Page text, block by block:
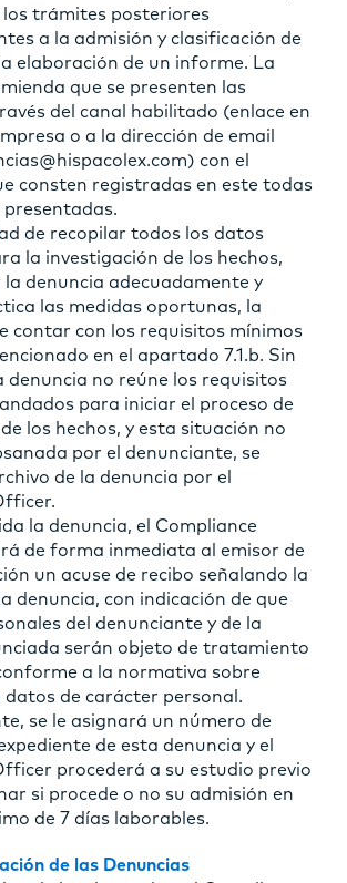
trámites posteriores
a la admisión y clasificación de
elaboración de un informe. La
que se presenten las
del canal habilitado (enlace en
o a la dirección de email
con el
consten registradas en este todas
presentadas.
de recopilar todos los datos
la investigación de los hechos,
denuncia adecuadamente y
las medidas oportunas, la
contar con los requisitos mínimos
en el apartado 7.1.b. Sin
denuncia no reúne los requisitos
para iniciar el proceso de
los hechos, y esta situación no
por el denunciante, se
de la denuncia por el
la denuncia, el Compliance
de forma inmediata al emisor de
un acuse de recibo señalando la
denuncia, con indicación de que
del denunciante y de la
serán objeto de tratamiento
a la normativa sobre
datos de carácter personal.
se le asignará un número de
de esta denuncia y el
procederá a su estudio previo
si procede o no su admisión en
de 7 días laborables.
de las Denuncias